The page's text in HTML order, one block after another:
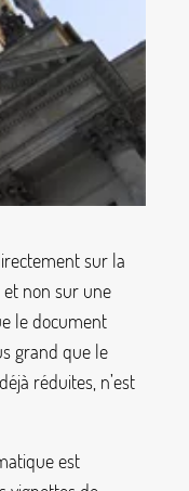
sur la
non sur une
le document
grand que le
réduites, n’est
est